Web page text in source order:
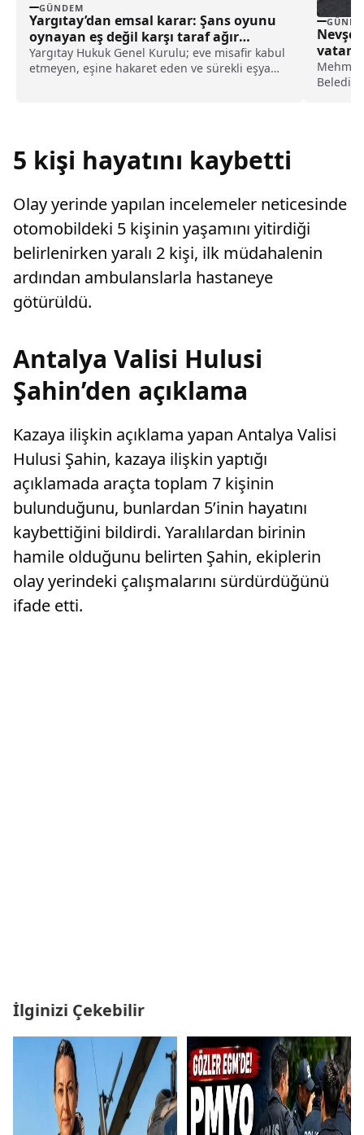
GÜNDEM
Yargıtay’dan emsal karar: Şans oyunu
oynayan eş değil karşı taraf ağır
kusurlu sayıldı
Yargıtay Hukuk Genel Kurulu; eve misafir kabul
etmeyen, eşine hakaret eden ve sürekli eşya
Mehmet
5 kişi hayatını kaybetti
Olay yerinde yapılan incelemeler neticesinde
otomobildeki 5 kişinin yaşamını yitirdiği
belirlenirken yaralı 2 kişi, ilk müdahalenin
ardından ambulanslarla hastaneye
götürüldü.
Antalya Valisi Hulusi
Şahin’den açıklama
Kazaya ilişkin açıklama yapan Antalya Valisi
Hulusi Şahin, kazaya ilişkin yaptığı
açıklamada araçta toplam 7 kişinin
bulunduğunu, bunlardan 5’inin hayatını
kaybettiğini bildirdi. Yaralılardan birinin
hamile olduğunu belirten Şahin, ekiplerin
olay yerindeki çalışmalarını sürdürdüğünü
ifade etti.
İlginizi Çekebilir